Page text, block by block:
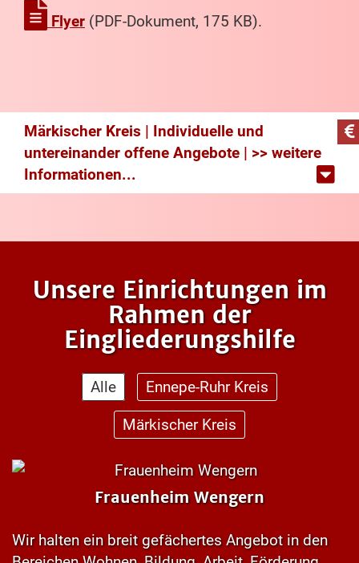
Flyer (PDF-Dokument, 175 KB).
Märkischer Kreis | Individuelle und
untereinander offene Angebote | >> weitere
Informationen...
Unsere Einrichtungen im
Rahmen der
Eingliederungshilfe
Alle Ennepe-Ruhr Kreis
Märkischer Kreis
Frauenheim Wengern
Wir halten ein breit gefächertes Angebot in den